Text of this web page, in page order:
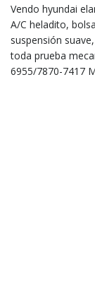
Vendo hyundai
A/C heladito,
suspensión
toda prueba
6955/7870-7417